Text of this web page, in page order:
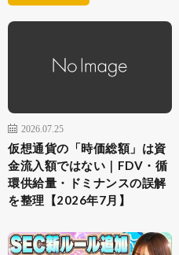
2026.07.25
仮想通貨の「時価総額」は資
金流入額ではない｜FDV・循
環供給量・ドミナンスの誤解
を整理【2026年7月】